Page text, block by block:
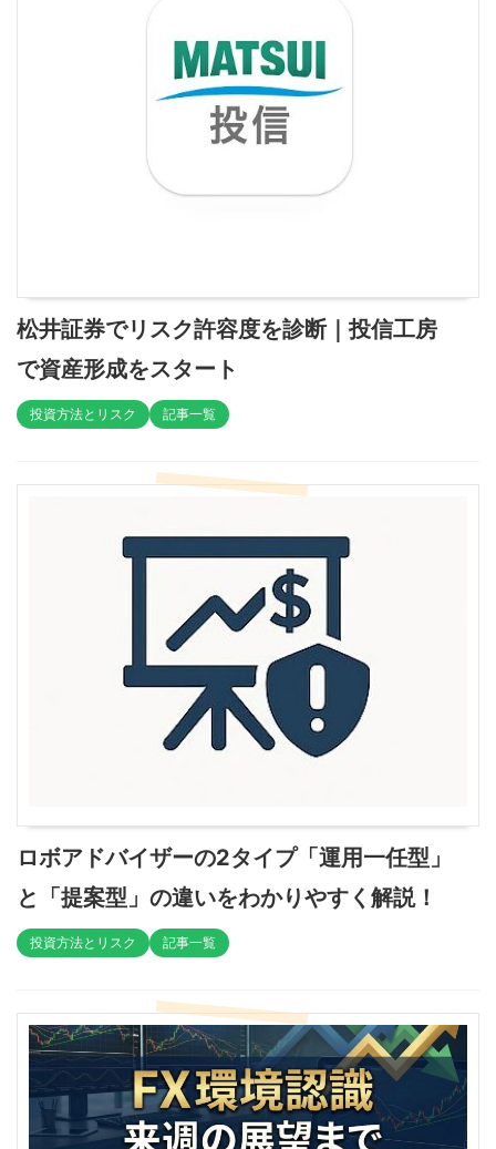
松井証券でリスク許容度を診断｜投信工房
で資産形成をスタート
投資方法とリスク 記事一覧
ロボアドバイザーの2タイプ「運用一任型」
と「提案型」の違いをわかりやすく解説！
投資方法とリスク 記事一覧